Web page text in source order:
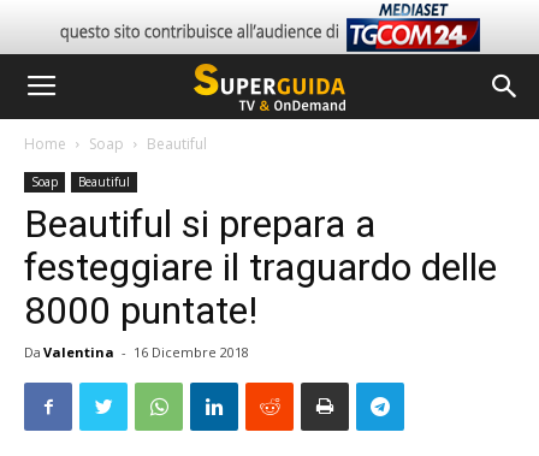
Home Soap Beautiful
Soap Beautiful
Beautiful si prepara a
festeggiare il traguardo delle
8000 puntate!
Da Valentina - 16 Dicembre 2018